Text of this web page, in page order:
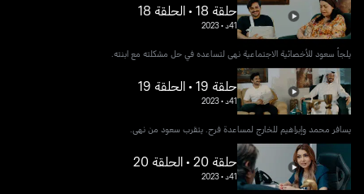
حلقة 18 • الحلقة 18
41د •
2023
يلجأ سعود للأخصائية الاجتماعية نهى لتساعده في حل مشكلته مع ابنته.
حلقة 19 • الحلقة 19
41د •
2023
يسافر محمد وإبراهيم للخارج لمساعدة فرح. يتقرب سعود من نهى.
حلقة 20 • الحلقة 20
41د •
2023